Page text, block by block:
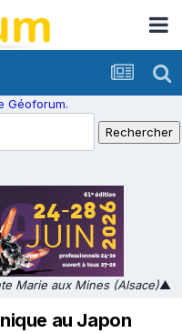
Géoforum.
Marie aux Mines (Alsace)▲
au Japon